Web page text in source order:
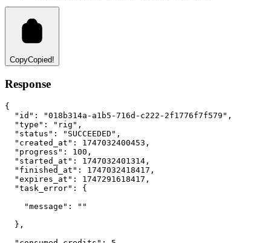
CopyCopied!
Response
{
"id" : "018b314a-a1b5-716d-c222-2f1776f7f579" ,
"type" : "rig" ,
"status" : "SUCCEEDED" ,
"created_at" : 1747032400453 ,
"progress" : 100 ,
"started_at" : 1747032401314 ,
"finished_at" : 1747032418417 ,
"expires_at" : 1747291618417 ,
"task_error" :
{
"message" :
""
  }
,